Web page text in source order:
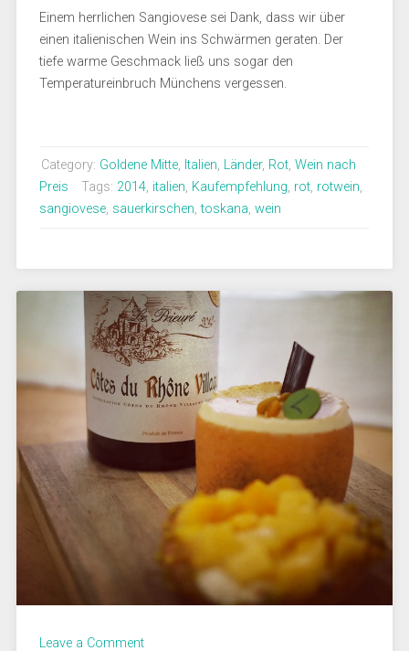
Einem herrlichen Sangiovese sei Dank, dass wir über
einen italienischen Wein ins Schwärmen geraten. Der
tiefe warme Geschmack ließ uns sogar den
Temperatureinbruch Münchens vergessen.
Category: Goldene Mitte, Italien, Länder, Rot, Wein nach
Preis
Tags: 2014, italien, Kaufempfehlung, rot, rotwein,
sangiovese, sauerkirschen,toskana, wein
Leave a Comment